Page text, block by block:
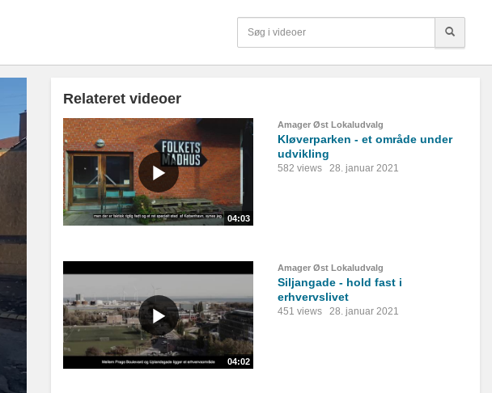
Relateret videoer
04:03
Amager Øst Lokaludvalg
Kløverparken - et område under
udvikling
582 views 28. januar 2021
04:02
Amager Øst Lokaludvalg
Siljangade - hold fast i
erhvervslivet
451 views 28. januar 2021